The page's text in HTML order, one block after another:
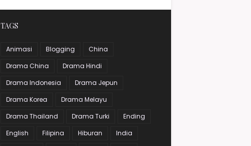
TAGS
Animasi Blogging
China
Drama China
Drama Hindi
Drama Indonesia
Drama Jepun
Drama Korea
Drama Melayu
Drama Thailand
Drama Turki
Ending
English
Filipina Hiburan
India